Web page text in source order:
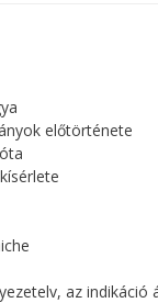
előtörténete
az indikáció